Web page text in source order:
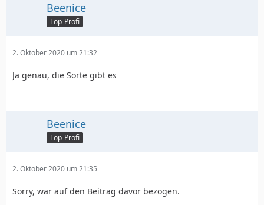
Beenice
Top-Profi
2. Oktober 2020 um 21:32
Ja genau, die Sorte gibt es
Beenice
Top-Profi
2. Oktober 2020 um 21:35
Sorry, war auf den Beitrag davor bezogen.